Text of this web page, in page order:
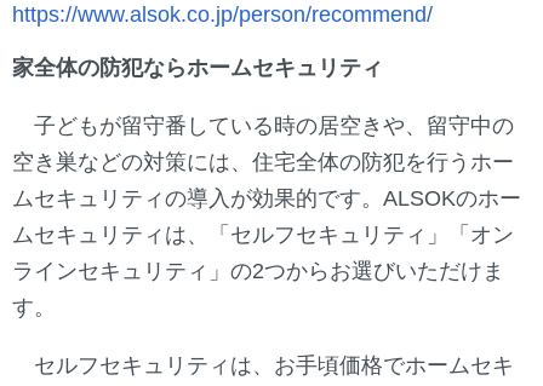
https://www.alsok.co.jp/person/recommend/
家全体の防犯ならホームセキュリティ
子どもが留守番している時の居空きや、留守中の
空き巣などの対策には、住宅全体の防犯を行うホー
ムセキュリティの導入が効果的です。ALSOKのホー
ムセキュリティは、「セルフセキュリティ」「オン
ラインセキュリティ」の2つからお選びいただけま
す。
セルフセキュリティは、お手頃価格でホームセキ